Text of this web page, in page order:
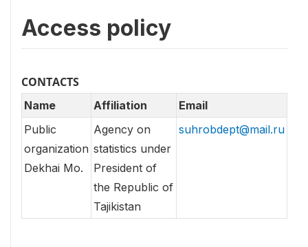
Access policy
CONTACTS
Name Affiliation
Email
Public
organization
Dekhai Mo.
Agency on
statistics under
President of
the Republic of
Tajikistan
suhrobdept@mail.ru